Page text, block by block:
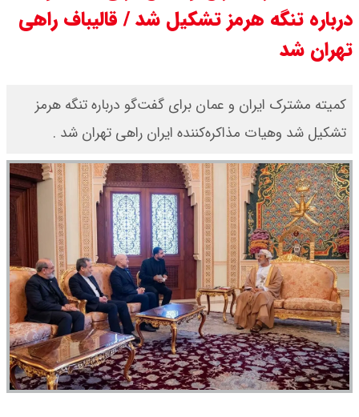
مرداد ۱۴۰۵ / قیمت سکه امامی چند؟
قیمت خودروهای سایپا امروز دوشنبه
۱۹ مرداد ۱۴۰۵ / قیمت چانگان چند؟ +
جدول
قیمت خودرو‌های ایران خودرو امروز
دوشنبه ۱۹ مرداد ۱۴۰۵ / قیمت پژو
۲۰۷ چند ؟ + جدول
درباره تنگه هرمز تشکیل شد / قالیباف راهی
تهران شد
کمیته مشترک ایران و عمان برای گفت‌گو درباره تنگه هرمز
تشکیل شد وهیات مذاکره‌کننده ایران راهی تهران شد .